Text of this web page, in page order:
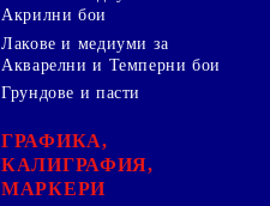
Акрилни бои
Лакове и медиуми за
Акварелни и Темперни бои
Грундове и пасти
ГРАФИКА,
КАЛИГРАФИЯ,
МАРКЕРИ